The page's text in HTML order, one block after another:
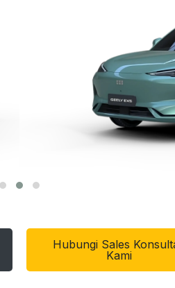
Hubungi Sales
Kami